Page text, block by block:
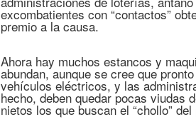
excombatientes con “contactos”
premio a la causa.
Ahora hay muchos estancos y
abundan, aunque se cree que
vehículos eléctricos, y las
hecho, deben quedar pocas viudas
nietos los que buscan el “chollo”